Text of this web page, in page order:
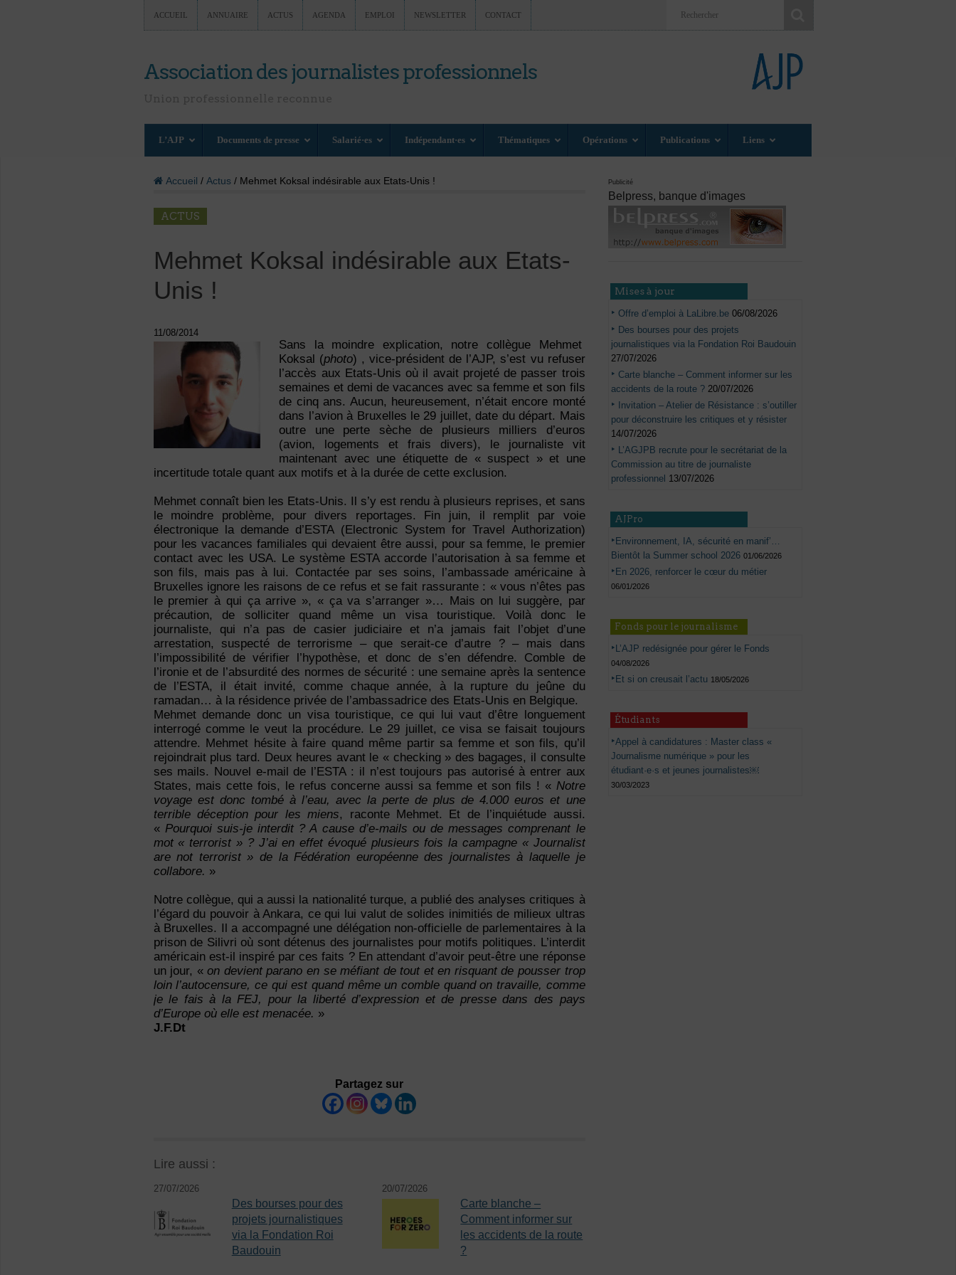
ACCUEIL ANNUAIRE ACTUS AGENDA EMPLOI NEWSLETTER CONTACT
Association des journalistes professionnels
L’AJP Documents de presse Salarié·es Indépendant·es Thématiques Opérations Publications Liens
Accueil / Actus/ Mehmet Koksal indésirable aux Etats-Unis !
ACTUS
Mehmet Koksal indésirable aux Etats-
Unis !
11/08/2014
Sans la moindre explication, notre collègue Mehmet
Koksal (photo) , vice-président de l’AJP, s’est vu refuser
l’accès aux Etats-Unis où il avait projeté de passer trois
semaines et demi de vacances avec sa femme et son fils
de cinq ans. Aucun, heureusement, n’était encore monté
dans l’avion à Bruxelles le 29 juillet, date du départ. Mais
outre une perte sèche de plusieurs milliers d’euros
(avion, logements et frais divers), le journaliste vit
maintenant avec une étiquette de « suspect » et une
incertitude totale quant aux motifs et à la durée de cette exclusion.
Mehmet connaît bien les Etats-Unis. Il s’y est rendu à plusieurs reprises, et sans
le moindre problème, pour divers reportages. Fin juin, il remplit par voie
électronique la demande d’ESTA (Electronic System for Travel Authorization)
pour les vacances familiales qui devaient être aussi, pour sa femme, le premier
contact avec les USA. Le système ESTA accorde l’autorisation à sa femme et
son fils, mais pas à lui. Contactée par ses soins, l’ambassade américaine à
Bruxelles ignore les raisons de ce refus et se fait rassurante : « vous n’êtes pas
le premier à qui ça arrive », « ça va s’arranger »… Mais on lui suggère, par
précaution, de solliciter quand même un visa touristique. Voilà donc le
journaliste, qui n’a pas de casier judiciaire et n’a jamais fait l’objet d’une
arrestation, suspecté de terrorisme – que serait-ce d’autre ? – mais dans
l’impossibilité de vérifier l’hypothèse, et donc de s’en défendre. Comble de
l’ironie et de l’absurdité des normes de sécurité : une semaine après la sentence
de l’ESTA, il était invité, comme chaque année, à la rupture du jeûne du
ramadan… à la résidence privée de l’ambassadrice des Etats-Unis en Belgique.
Mehmet demande donc un visa touristique, ce qui lui vaut d’être longuement
interrogé comme le veut la procédure. Le 29 juillet, ce visa se faisait toujours
attendre. Mehmet hésite à faire quand même partir sa femme et son fils, qu’il
rejoindrait plus tard. Deux heures avant le « checking » des bagages, il consulte
ses mails. Nouvel e-mail de l’ESTA : il n’est toujours pas autorisé à entrer aux
States, mais cette fois, le refus concerne aussi sa femme et son fils ! « Notre
voyage est donc tombé à l’eau, avec la perte de plus de 4.000 euros et une
terrible déception pour les miens, raconte Mehmet. Et de l’inquiétude aussi.
« Pourquoi suis-je interdit ? A cause d’e-mails ou de messages comprenant le
mot « terrorist » ? J’ai en effet évoqué plusieurs fois la campagne « Journalist
are not terrorist » de la Fédération européenne des journalistes à laquelle je
collabore. »
Notre collègue, qui a aussi la nationalité turque, a publié des analyses critiques à
l’égard du pouvoir à Ankara, ce qui lui valut de solides inimitiés de milieux ultras
à Bruxelles. Il a accompagné une délégation non-officielle de parlementaires à la
prison de Silivri où sont détenus des journalistes pour motifs politiques. L’interdit
américain est-il inspiré par ces faits ? En attendant d’avoir peut-être une réponse
un jour, «on devient parano en se méfiant de tout et en risquant de pousser trop
loin l’autocensure, ce qui est quand même un comble quand on travaille, comme
je le fais à la FEJ, pour la liberté d’expression et de presse dans des pays
d’Europe où elle est menacée. »
J.F.Dt
Partagez sur
Lire aussi :
27/07/2026
Des bourses pour des
projets journalistiques
via la Fondation Roi
Baudouin
20/07/2026
Carte blanche –
Comment informer sur
les accidents de la route
?
Publicité
Belpress, banque d'images
Mises à jour
Offre d’emploi à LaLibre.be 06/08/2026
Des bourses pour des projets
journalistiques via la Fondation Roi Baudouin
27/07/2026
Carte blanche – Comment informer sur les
accidents de la route ? 20/07/2026
Invitation – Atelier de Résistance : s’outiller
pour déconstruire les critiques et y résister
14/07/2026
L’AGJPB recrute pour le secrétariat de la
Commission au titre de journaliste
professionnel 13/07/2026
AJPro
Environnement, IA, sécurité en manif’…
Bientôt la Summer school 2026 01/06/2026
En 2026, renforcer le cœur du métier
06/01/2026
Fonds pour le journalisme
L’AJP redésignée pour gérer le Fonds
04/08/2026
Et si on creusait l’actu 18/05/2026
Étudiants
Appel à candidatures : Master class «
Journalisme numérique » pour les
étudiant·e·s et jeunes journalistes￼
30/03/2023